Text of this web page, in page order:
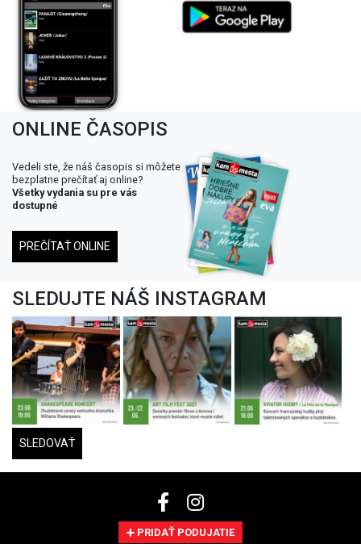
ONLINE ČASOPIS
Vedeli ste, že náš časopis si môžete
bezplatne prečítať aj online?
Všetky vydania su pre vás
dostupné
PREČÍTAŤ ONLINE
SLEDUJTE NÁŠ INSTAGRAM
SLEDOVAŤ
PRIDAŤ PODUJATIE